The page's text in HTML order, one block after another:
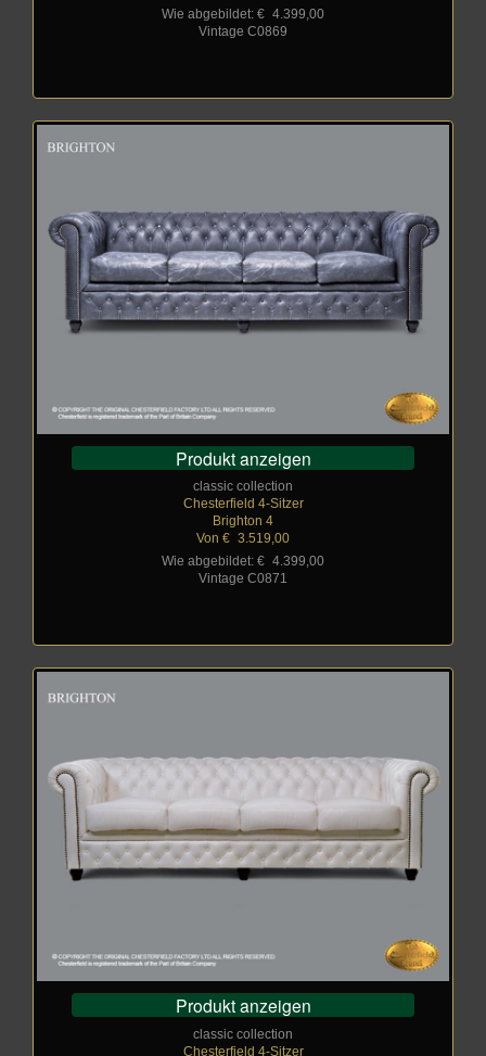
Wie abgebildet: € 4.399,00
Vintage C0869
Produkt anzeigen
classic collection
Chesterfield 4-Sitzer
Brighton 4
Von € 3.519,00
Wie abgebildet: € 4.399,00
Vintage C0871
Produkt anzeigen
classic collection
Chesterfield 4-Sitzer